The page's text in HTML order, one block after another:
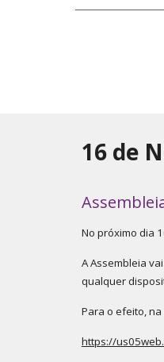
16 de
No próximo dia
A Assembleia
qualquer
Para o efeito,
https://